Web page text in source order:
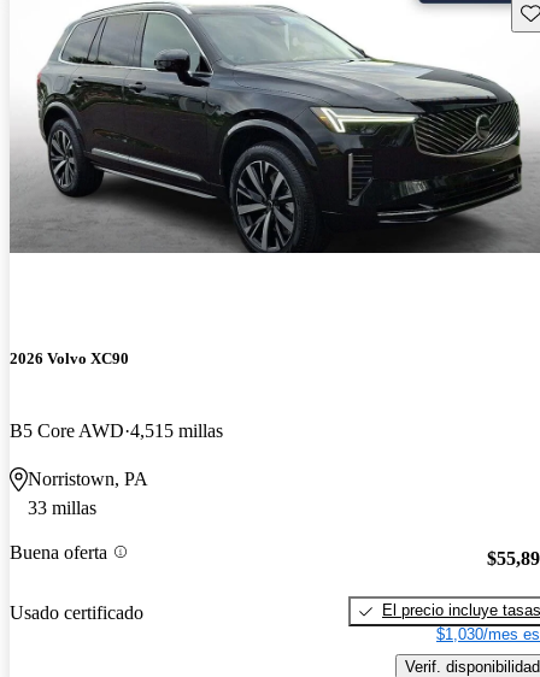
2026 Volvo XC90
B5 Core AWD 4,515 millas
Norristown, PA
33 millas
Buena oferta
Usado certificado
El precio incluye tasas
$1,030/mes
Verif. disponibilidad